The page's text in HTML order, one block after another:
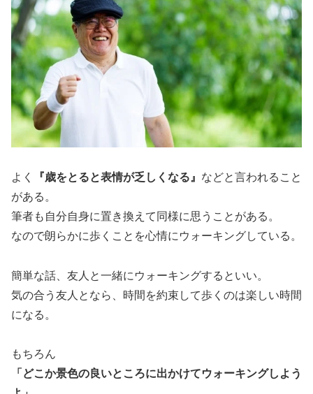
よく 『歳をとると表情が乏しくなる』 などと言われること
がある。
筆者も自分自身に置き換えて同様に思うことがある。
なので朗らかに歩くことを心情にウォーキングしている。
簡単な話、友人と一緒にウォーキングするといい。
気の合う友人となら、時間を約束して歩くのは楽しい時間
になる。
もちろん
「どこか景色の良いところに出かけてウォーキングしよう